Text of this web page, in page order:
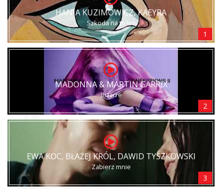
HANIA KUZIMOWICZ, KAEYRA
Szkoda na to łez
1
MADONNA & MARTIN GARRIX
Bizarre
2
EWA KOC, BŁAŻEJ KRÓL, DAWID TYSZKOWSKI
Zabierz mnie
3